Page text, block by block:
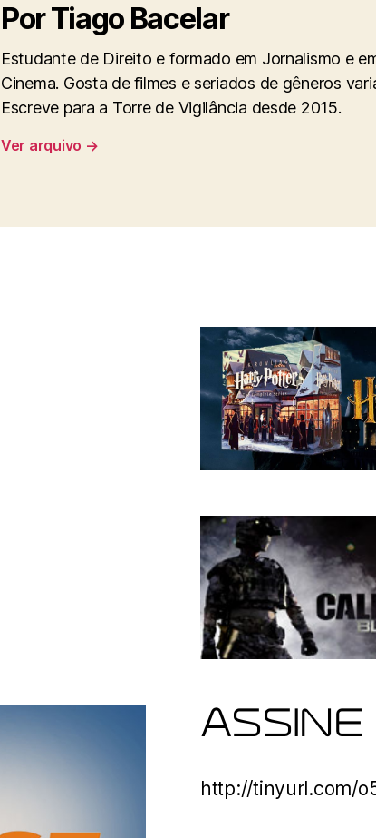
Por Tiago Bacelar
Estudante de Direito e formado em Jornalismo e
Cinema. Gosta de filmes e seriados de gêneros
Escreve para a Torre de Vigilância desde 2015.
Ver arquivo →
http://tinyurl.com/